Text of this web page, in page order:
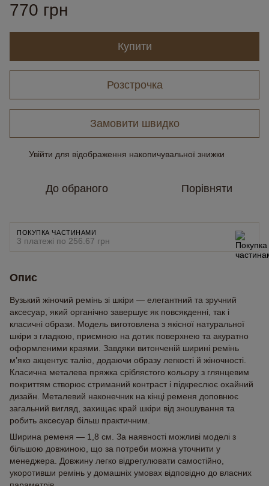
770 грн
Купити
Розстрочка
Замовити швидко
Увійти для відображення накопичувальної знижки
До обраного Порівняти
ПОКУПКА ЧАСТИНАМИ
3 платежі по 256.67 грн
Опис
Вузький жіночий ремінь зі шкіри — елегантний та зручний
аксесуар, який органічно завершує як повсякденні, так і
класичні образи. Модель виготовлена з якісної натуральної
шкіри з гладкою, приємною на дотик поверхнею та акуратно
оформленими краями. Завдяки витонченій ширині ремінь
м’яко акцентує талію, додаючи образу легкості й жіночності.
Класична металева пряжка сріблястого кольору з глянцевим
покриттям створює стриманий контраст і підкреслює охайний
дизайн. Металевий наконечник на кінці ременя доповнює
загальний вигляд, захищає край шкіри від зношування та
робить аксесуар більш практичним.
Ширина ременя — 1,8 см. За наявності можливі моделі з
більшою довжиною, що за потреби можна уточнити у
менеджера. Довжину легко відрегулювати самостійно,
укоротивши ремінь у домашніх умовах відповідно до власних